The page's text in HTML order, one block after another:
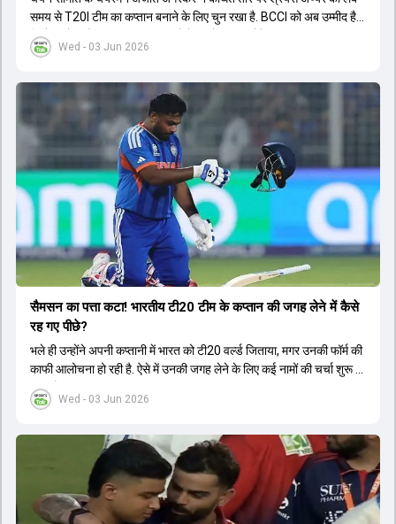
Wed - 03 Jun 2026
समय से T20I टीम का कप्तान बनाने के लिए चुन रखा है. BCCI को अब उम्मीद है
कि हेड कोच गौतम गंभीर भी इस मामले में उनसे सहमत होंगे.
Wed - 03 Jun 2026
सैमसन का पत्ता कटा! भारतीय टी20 टीम के कप्तान की जगह लेने में कैसे
रह गए पीछे?
भले ही उन्होंने अपनी कप्तानी में भारत को टी20 वर्ल्ड जिताया, मगर उनकी फॉर्म की
काफी आलोचना हो रही है. ऐसे में उनकी जगह लेने के लिए कई नामों की चर्चा शुरू हो
चुकी है.